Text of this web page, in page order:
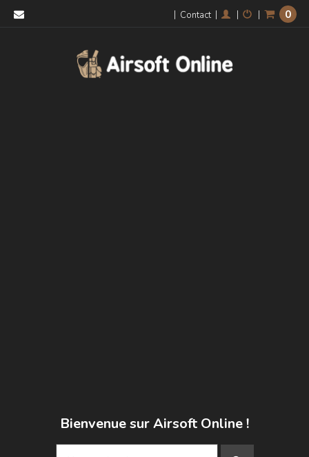
| Contact | | | 0
Bienvenue sur Airsoft Online !